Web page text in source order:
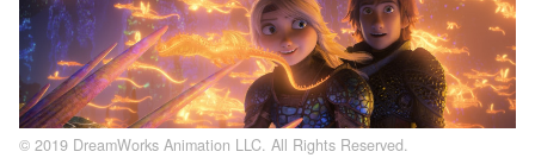
© 2019 DreamWorks Animation LLC. All Rights Reserved.